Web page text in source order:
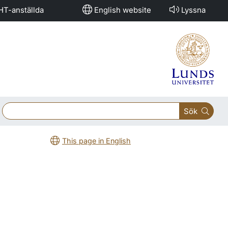
anställda English website Lyssna
Sök
This page in English